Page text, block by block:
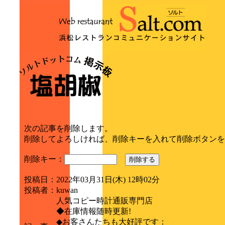
次の記事を削除します。
削除してよろしければ、削除キーを入れて削除ボタン
削除キー： 削除する
投稿日 ： 2022年03月31日(木) 12時02分
投稿者 ： kuwan
人気コピー時計通販専門店
◆在庫情報随時更新!
◆お客さんたちも大好評です：